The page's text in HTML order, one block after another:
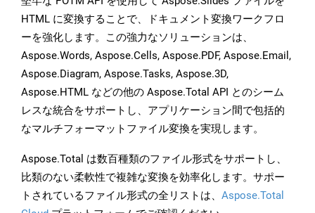
HTML に変換することで、ドキュメント変換ワークフロ
ーを強化します。この強力なソリューションは、
Aspose.Words, Aspose.Cells, Aspose.PDF, Aspose.Email,
Aspose.Diagram, Aspose.Tasks, Aspose.3D,
Aspose.HTML などの他の Aspose.Total API とのシーム
レスな統合をサポートし、アプリケーション間で包括的
なマルチフォーマットファイル変換を実現します。
Aspose.Total は数百種類のファイル形式をサポートし、
比類のない柔軟性で複雑な変換を効率化します。サポー
トされているファイル形式の全リストは、 Aspose.Total